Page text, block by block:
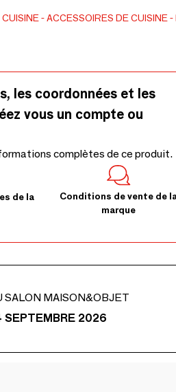
CUISINE ACCESSOIRES DE CUISINE
les coordonnées et les
vous un compte ou
complètes de ce produit.
de la
Conditions de vente de
marque
SALON MAISON&OBJET
SEPTEMBRE 2026